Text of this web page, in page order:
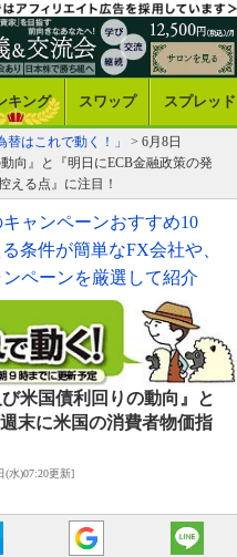
キング スワップ スプレッド
はこれで動く！」
> 6月8日
向』と『明日にECB金融政策の発
える点』に注目！
ャンペーンおすすめ10
条件が簡単なFX会社や、
ペーンを厳選して紹介
米国債利回りの動向』と
末に米国の消費者物価指
(水)07:20更新]